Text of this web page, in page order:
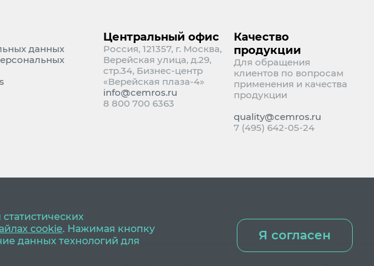
данных
Центральный офис
Россия, 121357, г. Москва,
Верейская улица, д.29,
стр.34, Бизнес-центр
«Верейская плаза-4»
info@cemros.ru
8 800 700 6363
Качество
продукции
Для обращения
клиентов по вопросам
применения и качества
продукции
quality@cemros.ru
7 (495) 642-05-24
cookie. Нажимая кнопку
данных технологий для
Я согласен